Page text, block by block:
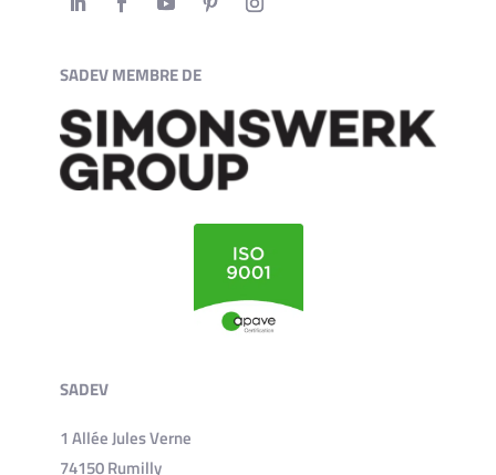
SADEV MEMBRE DE
SADEV
1 Allée Jules Verne
74150 Rumilly